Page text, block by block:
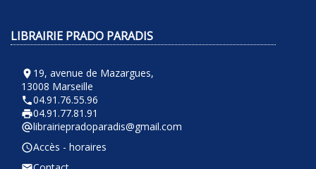
LIBRAIRIE PRADO PARADIS
room 19, avenue de Mazargues,
13008 Marseille
phone04.91.76.55.96
local_printshop04.91.77.81.91
alternate_emaillibrairiepradoparadis@gmail.com
query_builderAccès - horaires